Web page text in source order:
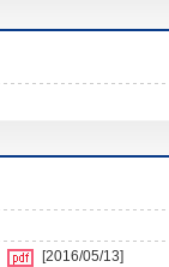
[2016/05/13]